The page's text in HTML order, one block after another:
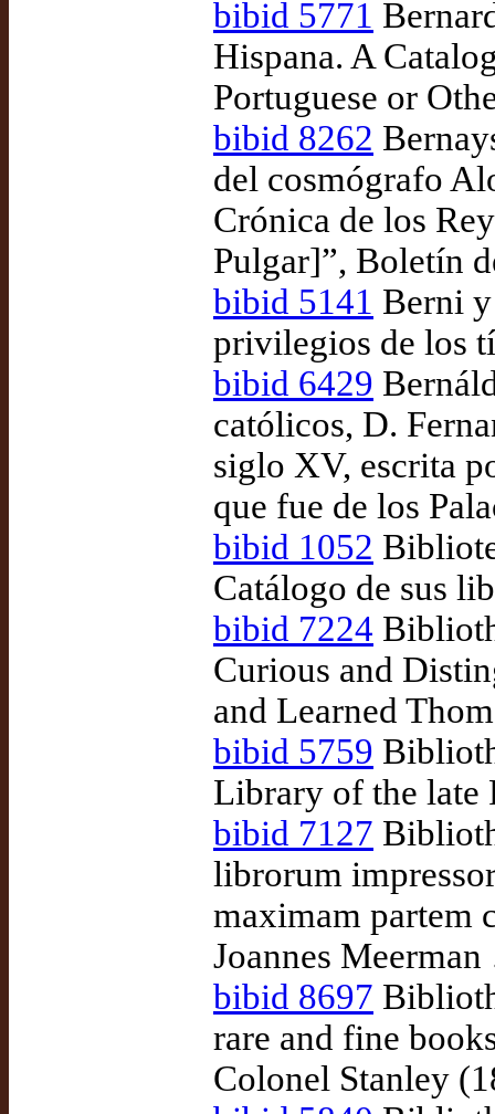
bibid 5771
Hispana. A
Portuguese or
bibid 8262
del cosmógrafo
Crónica de los
Pulgar]”, Boletín
bibid 5141 Berni
privilegios de los
bibid 6429
católicos, D.
siglo XV, escrita
que fue de los
bibid 1052
Catálogo de sus
bibid 7224
Curious and
and Learned
bibid 5759
Library of the late
bibid 7127
librorum
maximam partem
Joannes
bibid 8697
rare and fine
Colonel Stanley